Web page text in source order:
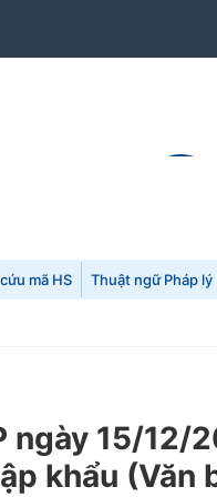
mã HS Thuật ngữ Pháp lý
15/12/
khẩu (Văn